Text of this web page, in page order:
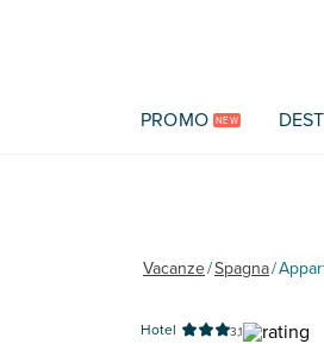
PROMO NEW
Vacanze/Spagna/
Hotel 3,1